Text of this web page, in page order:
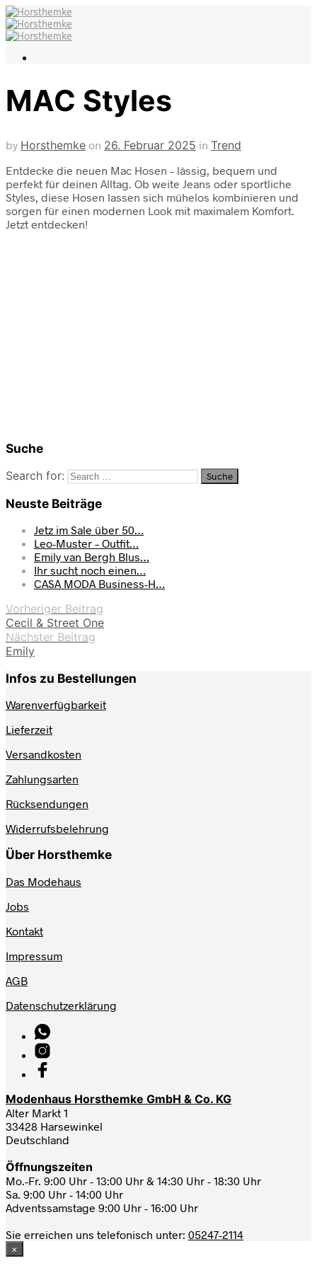
MAC Styles
by Horsthemke on 26. Februar 2025 in Trend
Entdecke die neuen Mac Hosen – lässig, bequem und
perfekt für deinen Alltag. Ob weite Jeans oder sportliche
Styles, diese Hosen lassen sich mühelos kombinieren und
sorgen für einen modernen Look mit maximalem Komfort.
Jetzt entdecken!
Suche
Search for:
Neuste Beiträge
Jetz im Sale über 50…
Leo-Muster – Outfit…
Emily van Bergh Blus…
Ihr sucht noch einen…
CASA MODA Business-H…
Vorheriger Beitrag
Cecil & Street One
Nächster Beitrag
Emily
Infos zu Bestellungen
Warenverfügbarkeit
Lieferzeit
Versandkosten
Zahlungsarten
Rücksendungen
Widerrufsbelehrung
Über Horsthemke
Das Modehaus
Jobs
Kontakt
Impressum
AGB
Datenschutzerklärung
Modenhaus Horsthemke GmbH & Co. KG
Alter Markt 1
33428 Harsewinkel
Deutschland
Öffnungszeiten
Mo.-Fr. 9:00 Uhr - 13:00 Uhr & 14:30 Uhr - 18:30 Uhr
Sa. 9:00 Uhr - 14:00 Uhr
Adventssamstage 9:00 Uhr - 16:00 Uhr
Sie erreichen uns telefonisch unter: 05247-2114
×